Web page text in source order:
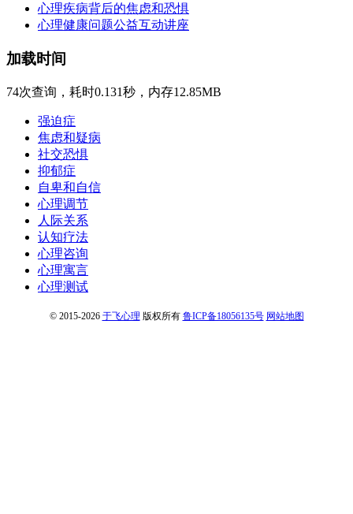
心理疾病背后的焦虑和恐惧
心理健康问题公益互动讲座
加载时间
74次查询，耗时0.131秒，内存12.85MB
强迫症
焦虑和疑病
社交恐惧
抑郁症
自卑和自信
心理调节
人际关系
认知疗法
心理咨询
心理寓言
心理测试
© 2015-2026 于飞心理 版权所有 鲁ICP备18056135号 网站地图